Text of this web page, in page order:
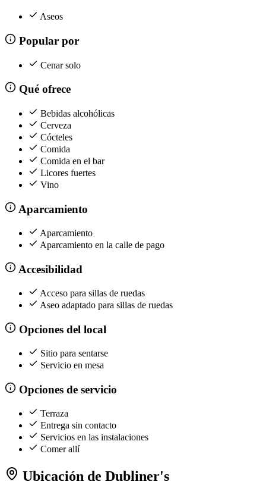
Aseos
Popular por
Cenar solo
Qué ofrece
Bebidas alcohólicas
Cerveza
Cócteles
Comida
Comida en el bar
Licores fuertes
Vino
Aparcamiento
Aparcamiento
Aparcamiento en la calle de pago
Accesibilidad
Acceso para sillas de ruedas
Aseo adaptado para sillas de ruedas
Opciones del local
Sitio para sentarse
Servicio en mesa
Opciones de servicio
Terraza
Entrega sin contacto
Servicios en las instalaciones
Comer allí
Ubicación de Dubliner's